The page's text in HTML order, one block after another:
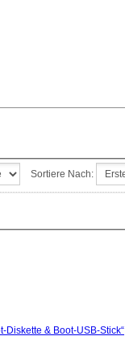
Sortiere Nach:
Diskette & Boot-USB-Stick“